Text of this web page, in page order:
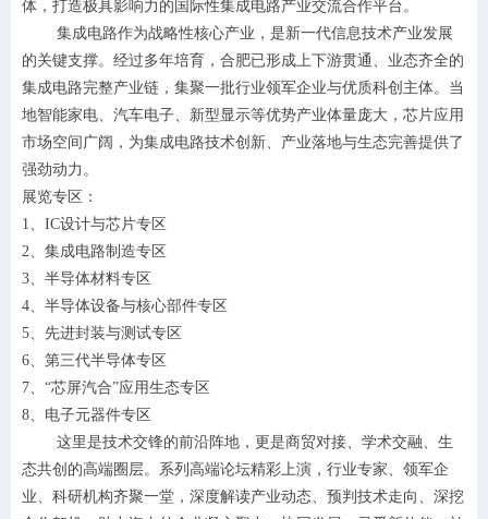
体，打造极具影响力的国际性集成电路产业交流合作平台。
集成电路作为战略性核心产业，是新一代信息技术产业发展
的关键支撑。经过多年培育，合肥已形成上下游贯通、业态齐全的
集成电路完整产业链，集聚一批行业领军企业与优质科创主体。当
地智能家电、汽车电子、新型显示等优势产业体量庞大，芯片应用
市场空间广阔，为集成电路技术创新、产业落地与生态完善提供了
强劲动力。
展览专区：
1、IC设计与芯片专区
2、集成电路制造专区
3、半导体材料专区
4、半导体设备与核心部件专区
5、先进封装与测试专区
6、第三代半导体专区
7、“芯屏汽合”应用生态专区
8、电子元器件专区
这里是技术交锋的前沿阵地，更是商贸对接、学术交融、生
态共创的高端圈层。系列高端论坛精彩上演，行业专家、领军企
业、科研机构齐聚一堂，深度解读产业动态、预判技术走向、深挖